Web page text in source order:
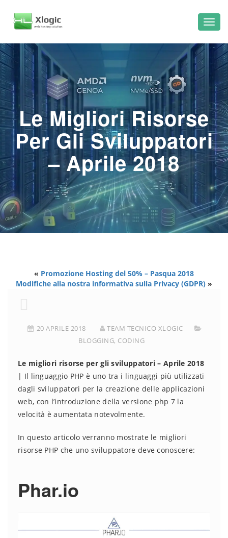
Le Migliori Risorse
Per Gli Sviluppatori
– Aprile 2018
« Promozione Hosting del 50% – Pasqua 2018
Modifiche alla nostra informativa sulla Privacy (GDPR) »
20 APRILE 2018
TEAM TECNICO XLOGIC
BLOGGING, CODING
Le migliori risorse per gli sviluppatori – Aprile 2018
| Il linguaggio PHP è uno tra i linguaggi più utilizzati
dagli sviluppatori per la creazione delle applicazioni
web, con l’introduzione della versione php 7 la
velocità è aumentata notevolmente.
In questo articolo verranno mostrate le migliori
risorse PHP che uno sviluppatore deve conoscere:
Phar.io